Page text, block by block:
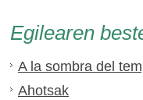
Egilearen
A la sombra del
Ahotsak